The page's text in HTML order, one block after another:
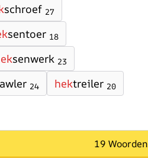
schroef 27
sentoer 18
senwerk 23
24 hektreiler 20
19 Woorden